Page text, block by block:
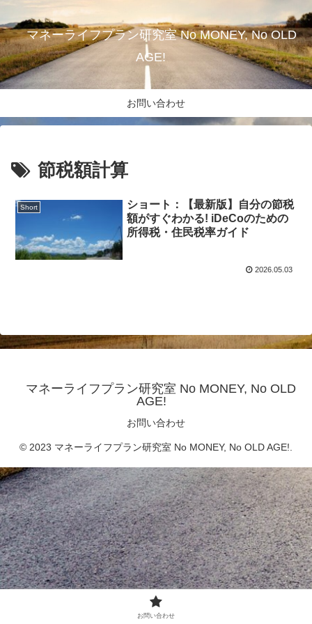
マネーライフプラン研究室 No MONEY, No OLD
AGE!
お問い合わせ
節税額計算
Short
ショート：【最新版】自分の節税
額がすぐわかる! iDeCoのための
所得税・住民税率ガイド
2026.05.03
マネーライフプラン研究室 No MONEY, No OLD
AGE!
お問い合わせ
© 2023 マネーライフプラン研究室 No MONEY, No OLD AGE!.
お問い合わせ